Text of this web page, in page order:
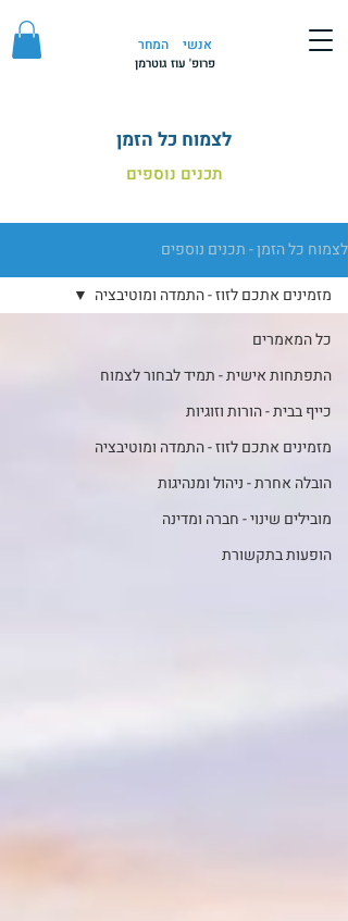
אנשי המחר
פרופ' עוז גוטרמן
לצמוח כל הזמן
תכנים נוספים
לצמוח כל הזמן - תכנים נוספים
כל המאמרים
התפתחות אישית - תמיד לבחור לצמוח
כייף בבית - הורות וזוגיות
מזמינים אתכם לזוז - התמדה ומוטיבציה
הובלה אחרת - ניהול ומנהיגות
מובילים שינוי - חברה ומדינה
הופעות בתקשורת
מזמינים אתכם לזוז - התמדה ומוטיבציה